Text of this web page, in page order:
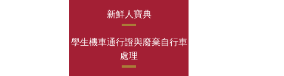
新鮮人寶典
學生機車通行證與廢棄自行車
處理